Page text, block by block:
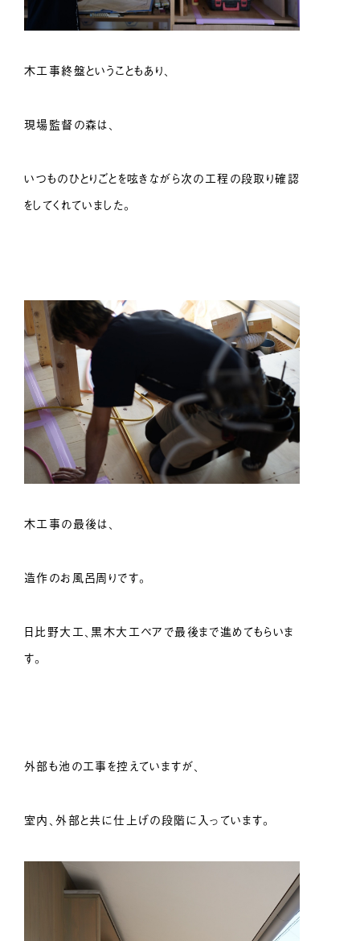
木工事終盤ということもあり、
現場監督の森は、
いつものひとりごとを呟きながら次の工程の段取り確認
をしてくれていました。
木工事の最後は、
造作のお風呂周りです。
日比野大工、黒木大工ペアで最後まで進めてもらいま
す。
外部も池の工事を控えていますが、
室内、外部と共に仕上げの段階に入っています。